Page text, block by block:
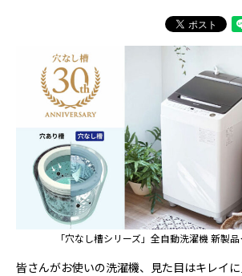
「穴なし槽シリーズ」全自動洗濯機 新製
皆さんがお使いの洗濯機、見た目はキレイ